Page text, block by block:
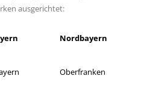
ausgerichtet:
Nordbayern
Oberfranken